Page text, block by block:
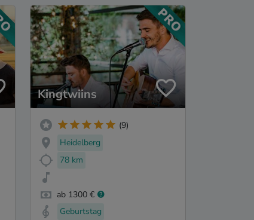
Kingtwiins
(9)
Heidelberg
78 km
ab 1300 €
Geburtstag